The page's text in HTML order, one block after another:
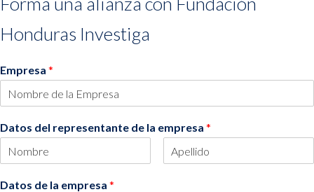
Honduras Investiga
Empresa *
Datos del representante de la empresa *
Datos de la empresa *